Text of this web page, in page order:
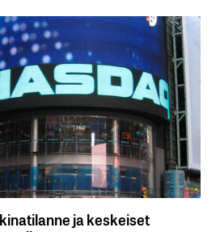
ja keskeiset